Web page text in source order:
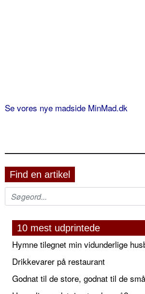
Se vores nye madside MinMad.dk
Find en artikel
10 mest udprintede
Hymne tilegnet min vidunderlige
Drikkevarer på restaurant
Godnat til de store, godnat til de små